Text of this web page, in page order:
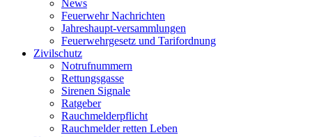
News
Feuerwehr Nachrichten
Jahreshaupt-versammlungen
Feuerwehrgesetz und Tarifordnung
Zivilschutz
Notrufnummern
Rettungsgasse
Sirenen Signale
Ratgeber
Rauchmelderpflicht
Rauchmelder retten Leben